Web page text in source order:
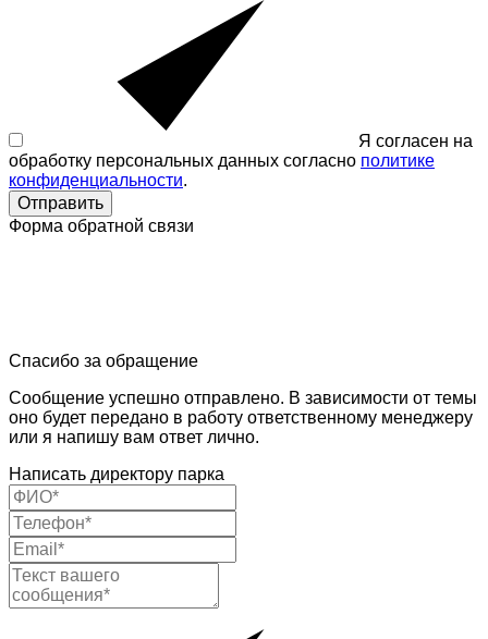
Я согласен на
обработку персональных данных согласно политике
конфиденциальности.
Отправить
Форма обратной связи
Спасибо за обращение
Сообщение успешно отправлено. В зависимости от темы
оно будет передано в работу ответственному менеджеру
или я напишу вам ответ лично.
Написать директору парка